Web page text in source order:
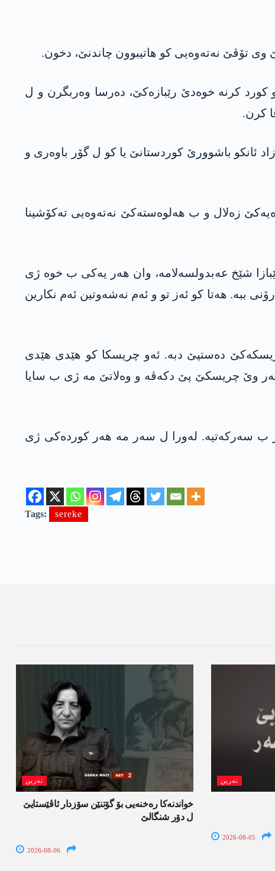
وی تۆڤێ نەتەوەیی کو ھاتیبوون چاندنێ، دخون.
کورد کرنە خوەدێ رێبازەکێ، دەرسا وەربگرن و ل
کرن.
ئانکو باشوورێ کوردستانێ یا کو ل گۆر باوەری و
زەلال و ب ھەلوەستەکێ نەتەوەیی تەکۆشینا
شێخ عەبدولسەلامە، وان ھەر یەکی ب خوە ژی
ببە. ھەتا کو ئەز تو و ئەم نەشەوتین ئەم نکارین
دەستپێ دبە. ئەو چریسکا کو ھێدی ھێدی
وێ چریسکێ پێ دکەڤە و وەلاتێ مە ژی ب سایا
ب سەرکەتیە. لەورا ل سەر مە ھەر کوردەکی ژی
Tags: sereke
نەرین
خواندنه‌كا رەخنەیی بۆ گۆتنێن سۆزدار ئاڤێستایێ
ل دۆر شنگالێ
2026-08-06
نەرین
2026-08-05